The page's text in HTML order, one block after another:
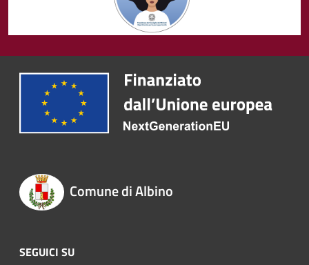
Comune di Albino
SEGUICI SU